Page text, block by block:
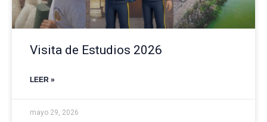
Visita de Estudios 2026
LEER »
mayo 29, 2026